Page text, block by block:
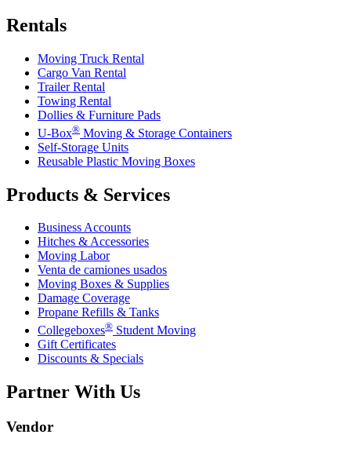
Rentals
Moving Truck Rental
Cargo Van Rental
Trailer Rental
Towing Rental
Dollies & Furniture Pads
U-Box® Moving & Storage Containers
Self-Storage Units
Reusable Plastic Moving Boxes
Products & Services
Business Accounts
Hitches & Accessories
Moving Labor
Venta de camiones usados
Moving Boxes & Supplies
Damage Coverage
Propane Refills & Tanks
Collegeboxes® Student Moving
Gift Certificates
Discounts & Specials
Partner With Us
Vendor